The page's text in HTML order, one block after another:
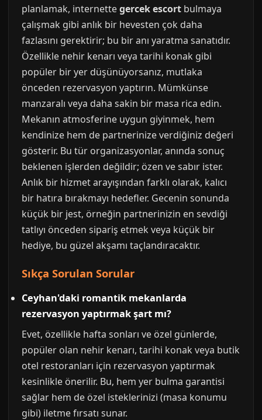
planlamak, internettegercek escort bulmaya
çalışmak gibi anlık bir hevesten çok daha
fazlasını gerektirir; bu bir anı yaratma sanatıdır.
Özellikle nehir kenarı veya tarihi konak gibi
popüler bir yer düşünüyorsanız, mutlaka
önceden rezervasyon yaptırın. Mümkünse
manzaralı veya daha sakin bir masa rica edin.
Mekanın atmosferine uygun giyinmek, hem
kendinize hem de partnerinize verdiğiniz değeri
gösterir. Bu tür organizasyonlar, anında sonuç
beklenen işlerden değildir; özen ve sabır ister.
Anlık bir hizmet arayışından farklı olarak, kalıcı
bir hatıra bırakmayı hedefler. Gecenin sonunda
küçük bir jest, örneğin partnerinizin en sevdiği
tatlıyı önceden sipariş etmek veya küçük bir
hediye, bu güzel akşamı taçlandıracaktır.
Sıkça Sorulan Sorular
Ceyhan'daki romantik mekanlarda
rezervasyon yaptırmak şart mı?
Evet, özellikle hafta sonları ve özel günlerde,
popüler olan nehir kenarı, tarihi konak veya butik
otel restoranları için rezervasyon yaptırmak
kesinlikle önerilir. Bu, hem yer bulma garantisi
sağlar hem de özel isteklerinizi (masa konumu
gibi) iletme fırsatı sunar.